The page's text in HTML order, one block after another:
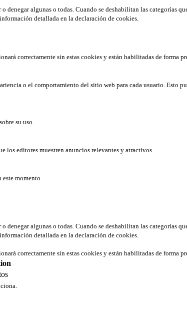
algunas o todas. Cuando se deshabilitan las categorías
detallada en la declaración de cookies.
correctamente sin estas cookies y están habilitadas de forma
o el comportamiento del sitio web para cada usuario. Esto
su uso.
los editores muestren anuncios relevantes y atractivos.
este momento.
algunas o todas. Cuando se deshabilitan las categorías
detallada en la declaración de cookies.
correctamente sin estas cookies y están habilitadas de forma